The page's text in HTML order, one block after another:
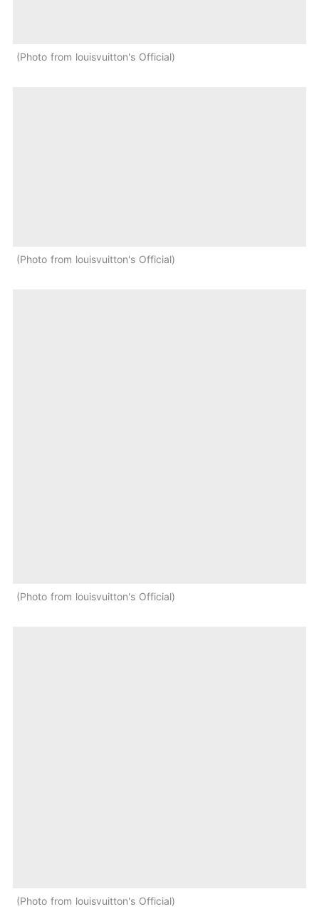
Photo from louisvuitton's Official
Photo from louisvuitton's Official
Photo from louisvuitton's Official
Photo from louisvuitton's Official